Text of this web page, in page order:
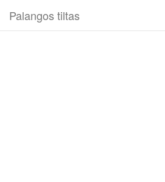
Palangos tiltas